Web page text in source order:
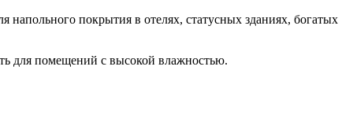
покрытия в отелях, статусных зданиях, богатых
для помещений с высокой влажностью.